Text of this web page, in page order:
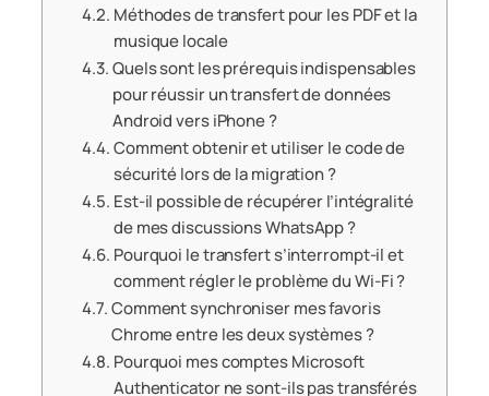
Méthodes de transfert pour les PDF et la
musique locale
Quels sont les prérequis indispensables
pour réussir un transfert de données
Android vers iPhone ?
Comment obtenir et utiliser le code de
sécurité lors de la migration ?
Est-il possible de récupérer l’intégralité
de mes discussions WhatsApp ?
Pourquoi le transfert s’interrompt-il et
comment régler le problème du Wi-Fi ?
Comment synchroniser mes favoris
Chrome entre les deux systèmes ?
Pourquoi mes comptes Microsoft
Authenticator ne sont-ils pas transférés